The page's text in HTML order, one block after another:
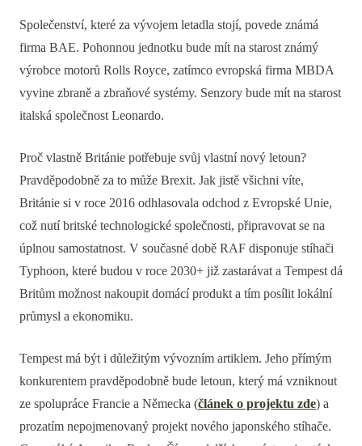
Společenství, které za vývojem letadla stojí, povede známá
firma BAE. Pohonnou jednotku bude mít na starost známý
výrobce motorů Rolls Royce, zatímco evropská firma MBDA
vyvine zbraně a zbraňové systémy. Senzory bude mít na starost
italská společnost Leonardo.
Proč vlastně Británie potřebuje svůj vlastní nový letoun?
Pravděpodobně za to může Brexit. Jak jistě všichni víte,
Británie si v roce 2016 odhlasovala odchod z Evropské Unie,
což nutí britské technologické společnosti, připravovat se na
úplnou samostatnost. V současné době RAF disponuje stíhači
Typhoon, které budou v roce 2030+ již zastarávat a Tempest dá
Britům možnost nakoupit domácí produkt a tím posílit lokální
průmysl a ekonomiku.
Tempest má být i důležitým vývozním artiklem. Jeho přímým
konkurentem pravděpodobně bude letoun, který má vzniknout
ze spolupráce Francie a Německa (článek o projektu zde) a
prozatím nepojmenovaný projekt nového japonského stíhače.